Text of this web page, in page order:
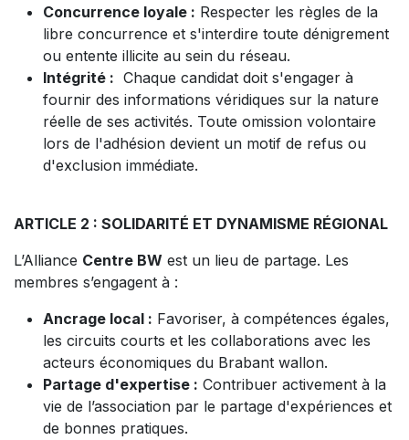
Concurrence loyale : Respecter les règles de la
libre concurrence et s'interdire toute dénigrement
ou entente illicite au sein du réseau.
Intégrité : Chaque candidat doit s'engager à
fournir des informations véridiques sur la nature
réelle de ses activités. Toute omission volontaire
lors de l'adhésion devient un motif de refus ou
d'exclusion immédiate.
ARTICLE 2 : SOLIDARITÉ ET DYNAMISME RÉGIONAL
L’Alliance Centre BW est un lieu de partage. Les
membres s’engagent à :
Ancrage local : Favoriser, à compétences égales,
les circuits courts et les collaborations avec les
acteurs économiques du Brabant wallon.
Partage d'expertise : Contribuer activement à la
vie de l’association par le partage d'expériences et
de bonnes pratiques.